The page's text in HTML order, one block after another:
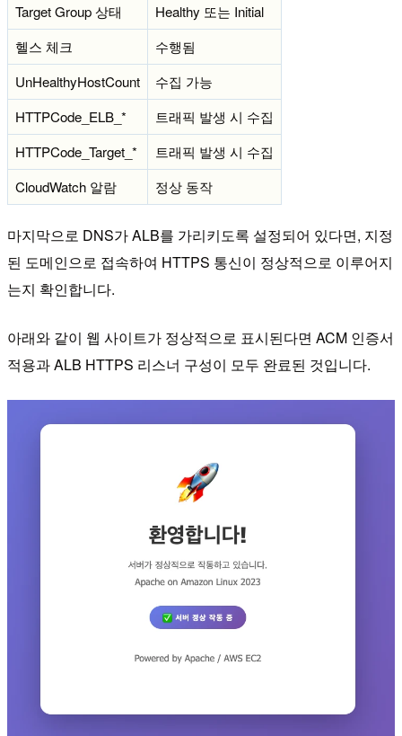
Target Group 상태
Healthy 또는 Initial
헬스 체크
수행됨
UnHealthyHostCount
수집 가능
HTTPCode_ELB_*
트래픽 발생 시 수집
HTTPCode_Target_*
트래픽 발생 시 수집
CloudWatch 알람
정상 동작
마지막으로 DNS가 ALB를 가리키도록 설정되어 있다면, 지정
된 도메인으로 접속하여 HTTPS 통신이 정상적으로 이루어지
는지 확인합니다.
아래와 같이 웹 사이트가 정상적으로 표시된다면 ACM 인증서
적용과 ALB HTTPS 리스너 구성이 모두 완료된 것입니다.